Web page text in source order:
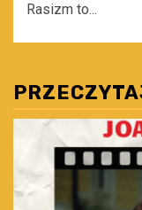
Rasizm to...